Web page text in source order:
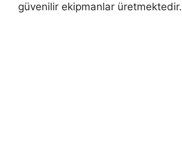
güvenilir ekipmanlar üretmektedir.